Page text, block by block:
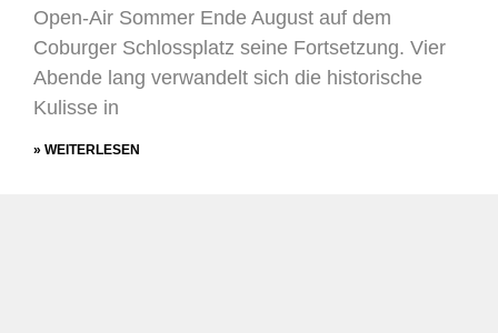
Open-Air Sommer Ende August auf dem
Coburger Schlossplatz seine Fortsetzung. Vier
Abende lang verwandelt sich die historische
Kulisse in
» WEITERLESEN